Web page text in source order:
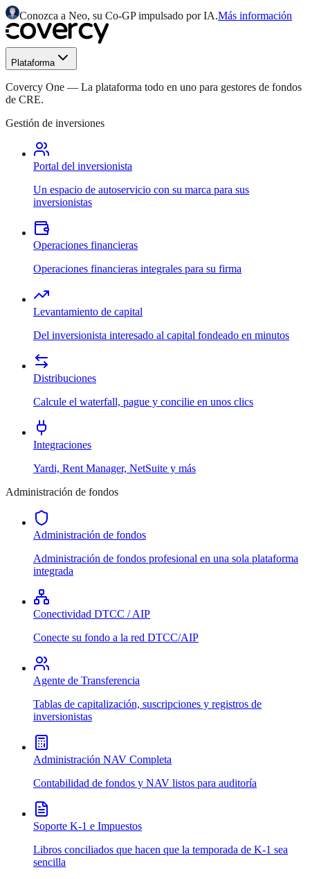
Conozca a Neo, su Co-GP impulsado por IA.Más información
Plataforma
Covercy One — La plataforma todo en uno para gestores de fondos
de CRE.
Gestión de inversiones
Portal del inversionista
Un espacio de autoservicio con su marca para sus
inversionistas
Operaciones financieras
Operaciones financieras integrales para su firma
Levantamiento de capital
Del inversionista interesado al capital fondeado en minutos
Distribuciones
Calcule el waterfall, pague y concilie en unos clics
Integraciones
Yardi, Rent Manager, NetSuite y más
Administración de fondos
Administración de fondos
Administración de fondos profesional en una sola plataforma
integrada
Conectividad DTCC / AIP
Conecte su fondo a la red DTCC/AIP
Agente de Transferencia
Tablas de capitalización, suscripciones y registros de
inversionistas
Administración NAV Completa
Contabilidad de fondos y NAV listos para auditoría
Soporte K-1 e Impuestos
Libros conciliados que hacen que la temporada de K-1 sea
sencilla